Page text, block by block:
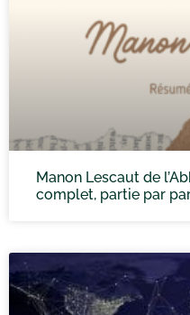
Manon Lescaut de
complet, partie par